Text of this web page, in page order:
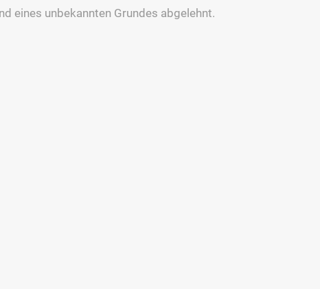
eines unbekannten Grundes abgelehnt.